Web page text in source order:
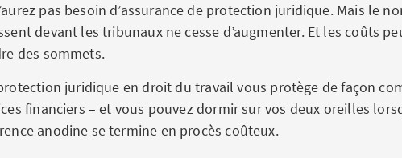
pas besoin d’assurance de protection juridique. Mais le
devant les tribunaux ne cesse d’augmenter. Et les coûts
des sommets.
juridique en droit du travail vous protège de façon
financiers – et vous pouvez dormir sur vos deux oreilles
anodine se termine en procès coûteux.